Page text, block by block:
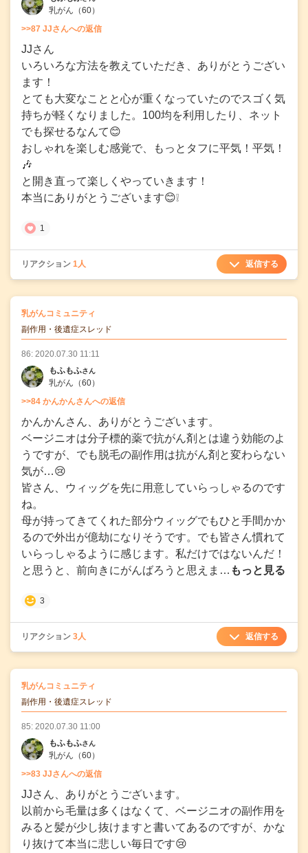
乳がん （60）
>>87 JJさんへの返信
JJさん
いろいろな方法を教えていただき、ありがとうござい
ます！
とても大変なことと心が重くなっていたのでスゴく気
持ちが軽くなりました。100均を利用したり、ネット
でも探せるなんて😊
おしゃれを楽しむ感覚で、もっとタフに平気！平気！
🎶
と開き直って楽しくやっていきます！
本当にありがとうございます😊❕
1
リアクション 1人 返信する
乳がんコミュニティ
副作用・後遺症スレッド
86: 2020.07.30 11:11
もふもふさん
乳がん （60）
>>84 かんかんさんへの返信
かんかんさん、ありがとうございます。
ベージニオは分子標的薬で抗がん剤とは違う効能のよ
うですが、でも脱毛の副作用は抗がん剤と変わらない
気が…😢
皆さん、ウィッグを先に用意していらっしゃるのです
ね。
母が持ってきてくれた部分ウィッグでもひと手間かか
るので外出が億劫になりそうです。でも皆さん慣れて
いらっしゃるように感じます。私だけではないんだ！
と思うと、前向きにがんばろうと思えま… もっと見る
3
リアクション 3人 返信する
乳がんコミュニティ
副作用・後遺症スレッド
85: 2020.07.30 11:00
もふもふさん
乳がん （60）
>>83 JJさんへの返信
JJさん、ありがとうございます。
以前から毛量は多くはなくて、ベージニオの副作用を
みると髪が少し抜けますと書いてあるのですが、かな
り抜けて本当に悲しい毎日です😢